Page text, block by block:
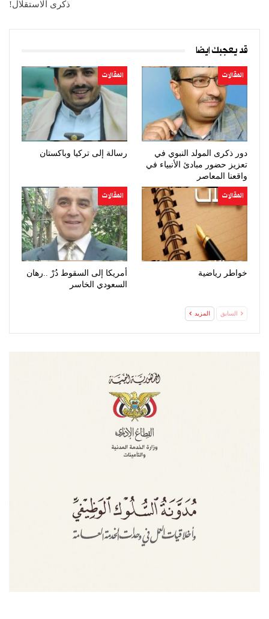
ذكرى الاستقلال!
قد يعجبك ايضا
المقالات
دور ذكرى المولد النبوي في
تعزيز حضور مبادئ الأنبياء في
واقعنا المعاصر
المقالات
رسالة إلى تركيا وباكستان
المقالات
خواطر رياضية
المقالات
أمريكا إلى السقوط دُرْ ..رهان
السعودي الخاسر
السابق المزيد